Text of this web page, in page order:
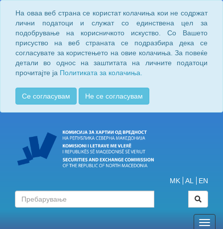
На оваа веб страна се користат колачиња кои не содржат
лични податоци и служат со единствена цел за
подобрување на корисничкото искуство. Со Вашето
присуство на веб страната се подразбира дека се
согласувате за користењето на овие колачиња. За повеќе
детали во однос на заштитата на личните податоци
прочитајте ја Политиката за колачиња.
Се согласувам Не се согласувам
MK AL EN